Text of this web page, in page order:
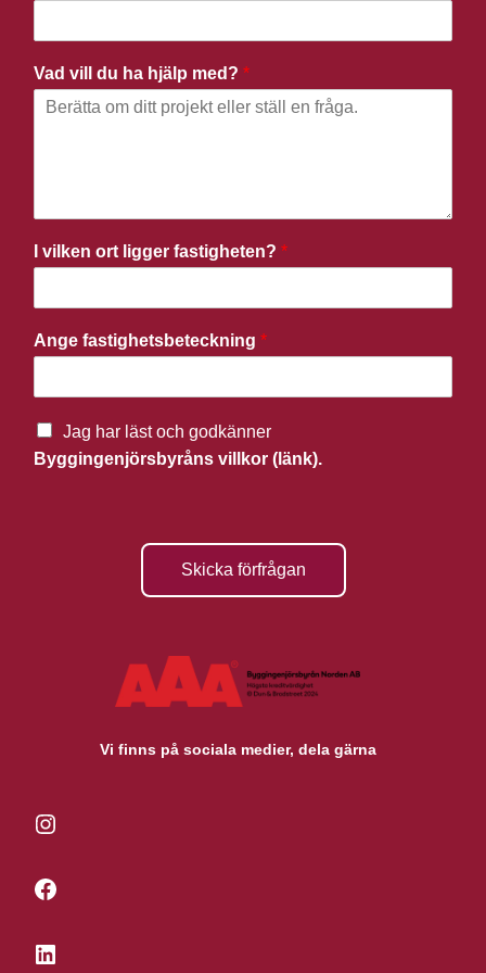
Vad vill du ha hjälp med? *
I vilken ort ligger fastigheten? *
Ange fastighetsbeteckning *
Jag har läst och godkänner
Byggingenjörsbyråns villkor (länk).
Skicka förfrågan
Vi finns på sociala medier, dela gärna
Instagram
Facebook
LinkedIn